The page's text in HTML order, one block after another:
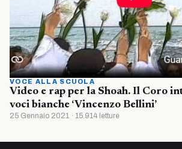
VOCE ALLA SCUOLA
Video e rap per la Shoah. Il Coro
voci bianche ‘Vincenzo Bellini’
25 Gennaio 2021 · 15.914 letture